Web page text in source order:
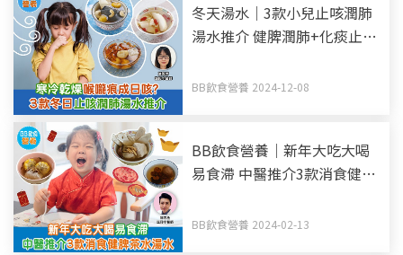
冬天湯水｜3款小兒止咳潤肺
湯水推介 健脾潤肺+化痰止咳
BB飲食營養 2024-12-08
BB飲食營養｜新年大吃大喝
易食滯 中醫推介3款消食健脾
BB飲食營養 2024-02-13